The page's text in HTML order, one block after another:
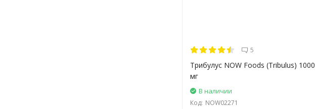
5
Трибулус NOW Foods (Tribulus) 1000
мг
В наличии
Код: NOW02271